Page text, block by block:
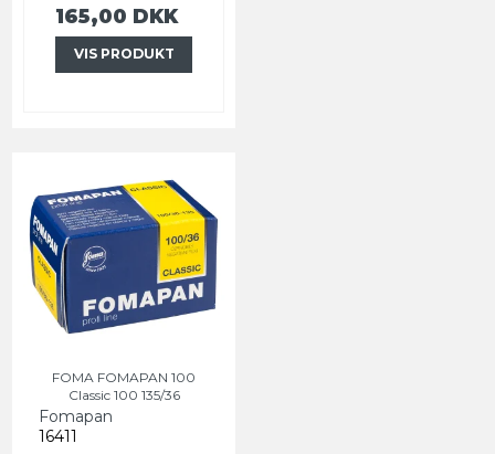
165,00 DKK
VIS PRODUKT
FOMA FOMAPAN 100
Classic 100 135/36
Fomapan
16411